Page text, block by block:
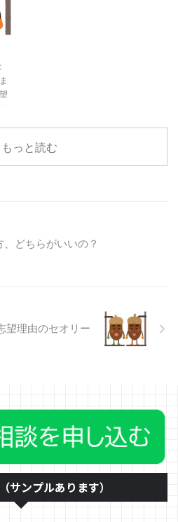
もっと読む
どちらがいいの？
望理由のセオリー
サンプルあります）